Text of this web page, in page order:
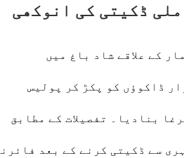
ڈکیتی کی انوکھی
کے علاقے شاد باغ میں
ڈاکوؤں کو پکڑ کر پولیس
بنادیا۔ تفصیلات کے مطابق
سے ڈکیتی کرنے کے بعد